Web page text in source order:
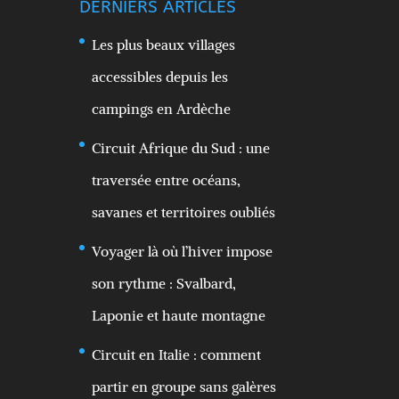
DERNIERS ARTICLES
Les plus beaux villages
accessibles depuis les
campings en Ardèche
Circuit Afrique du Sud : une
traversée entre océans,
savanes et territoires oubliés
Voyager là où l’hiver impose
son rythme : Svalbard,
Laponie et haute montagne
Circuit en Italie : comment
partir en groupe sans galères